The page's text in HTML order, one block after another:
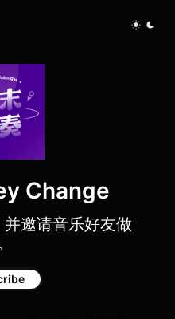
Change
邀请音乐好友做